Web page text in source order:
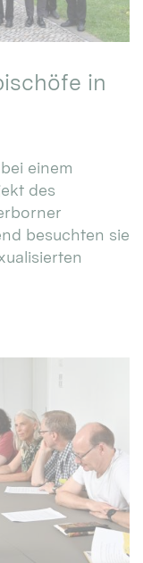
in
einem
des
besuchten sie